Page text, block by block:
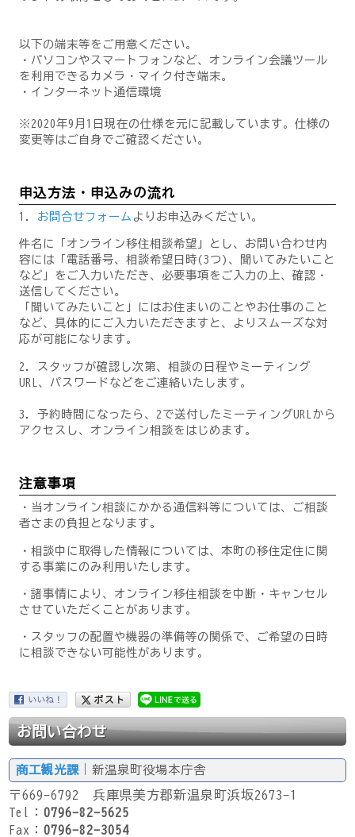
以下の端末等をご用意ください。
・パソコンやスマートフォンなど、オンライン会議ツール
を利用できるカメラ・マイク付き端末。
・インターネット通信環境
※2020年9月1日現在の仕様を元に記載しています。仕様の
変更等はご自身でご確認ください。
申込方法・申込みの流れ
1． お問合せフォーム よりお申込みください。
件名に「オンライン移住相談希望」とし、お問い合わせ内
容には「電話番号、相談希望日時(3つ)、聞いてみたいこと
など」をご入力いただき、必要事項をご入力の上、確認・
送信してください。
「聞いてみたいこと」にはお住まいのことやお仕事のこと
など、具体的にご入力いただきますと、よりスムーズな対
応が可能になります。
2．スタッフが確認し次第、相談の日程やミーティング
URL、パスワードなどをご連絡いたします。
3．予約時間になったら、2で送付したミーティングURLから
アクセスし、オンライン相談をはじめます。
注意事項
・当オンライン相談にかかる通信料等については、ご相談
者さまの負担となります。
・相談中に取得した情報については、本町の移住定住に関
する事業にのみ利用いたします。
・諸事情により、オンライン移住相談を中断・キャンセル
させていただくことがあります。
・スタッフの配置や機器の準備等の関係で、ご希望の日時
に相談できない可能性があります。
お問い合わせ
商工観光課 ｜新温泉町役場本庁舎
〒669-6792 兵庫県美方郡新温泉町浜坂2673-1
Tel：0796-82-5625
Fax：0796-82-3054